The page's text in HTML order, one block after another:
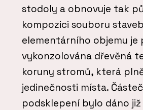
stodoly a obnovuje tak
kompozici souboru
elementárního objemu je
vykonzolována dřevěná
koruny stromů, která
jedinečnosti místa.
podsklepení bylo dáno již